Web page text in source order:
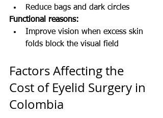
Reduce bags and dark circles
Functional reasons:
Improve vision when excess skin
folds block the visual field
Factors Affecting the
Cost of Eyelid Surgery in
Colombia